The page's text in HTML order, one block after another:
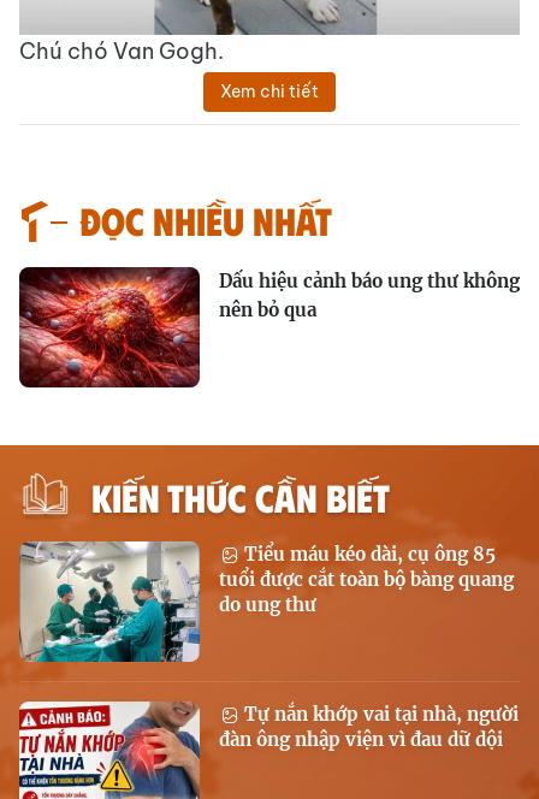
Chú chó Van Gogh.
Xem chi tiết
Đọc nhiều nhất
Dấu hiệu cảnh báo ung thư không
nên bỏ qua
KIẾN THỨC CẦN BIẾT
Tiểu máu kéo dài, cụ ông 85
tuổi được cắt toàn bộ bàng quang
do ung thư
Tự nắn khớp vai tại nhà, người
đàn ông nhập viện vì đau dữ dội